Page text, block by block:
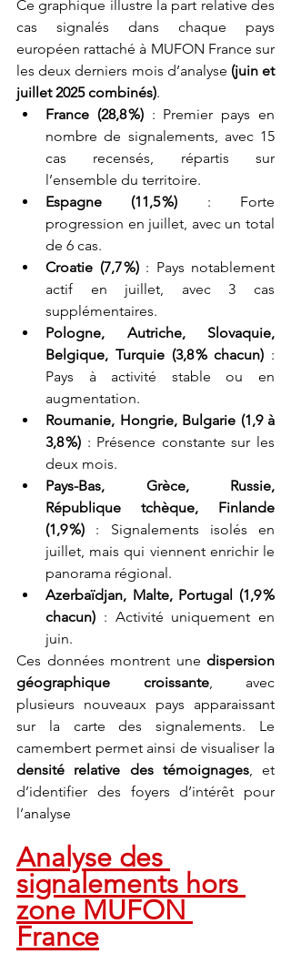
Ce graphique illustre la part relative des
cas signalés dans chaque pays
européen rattaché à MUFON France sur
les deux derniers mois d’analyse (juin et
juillet 2025 combinés).
France (28,8 %) : Premier pays en
nombre de signalements, avec 15
cas recensés, répartis sur
l’ensemble du territoire.
Espagne (11,5 %) : Forte
progression en juillet, avec un total
de 6 cas.
Croatie (7,7 %) : Pays notablement
actif en juillet, avec 3 cas
supplémentaires.
Pologne, Autriche, Slovaquie,
Belgique, Turquie (3,8 % chacun) :
Pays à activité stable ou en
augmentation.
Roumanie, Hongrie, Bulgarie (1,9 à
3,8 %) : Présence constante sur les
deux mois.
Pays-Bas, Grèce, Russie,
République tchèque, Finlande
(1,9 %) : Signalements isolés en
juillet, mais qui viennent enrichir le
panorama régional.
Azerbaïdjan, Malte, Portugal (1,9 %
chacun) : Activité uniquement en
juin.
Ces données montrent une dispersion
géographique croissante, avec
plusieurs nouveaux pays apparaissant
sur la carte des signalements. Le
densité relative des témoignages, et
d’identifier des foyers d’intérêt pour
l’analyse
Analyse des
signalements hors
zone MUFON
France